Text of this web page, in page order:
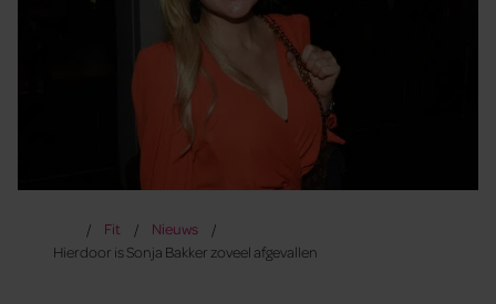
Fit
Nieuws
Hierdoor is Sonja Bakker zoveel afgevallen